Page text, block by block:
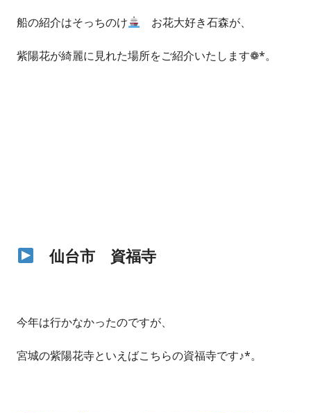
船の紹介はそっちのけ お花大好き石森が、
紫陽花が綺麗に見れた場所をご紹介いたします❁*。
仙台市 資福寺
今年は行かなかったのですが、
宮城の紫陽花寺といえばこちらの資福寺です♪*。